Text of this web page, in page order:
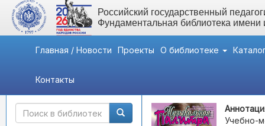
Российский государственный
Фундаментальная библиотека
Главная / Новости Проекты О библиотеке
Контакты
Быстрый доступ
Учебно-